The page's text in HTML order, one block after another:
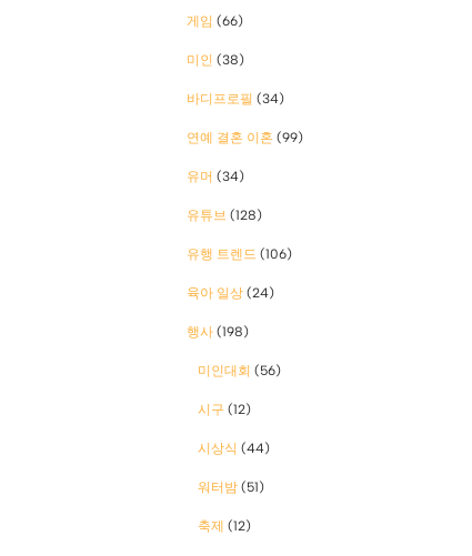
게임 (66)
미인 (38)
바디프로필 (34)
연예 결혼 이혼 (99)
유머 (34)
유튜브 (128)
유행 트렌드 (106)
육아 일상 (24)
행사 (198)
미인대회 (56)
시구 (12)
시상식 (44)
워터밤 (51)
축제 (12)